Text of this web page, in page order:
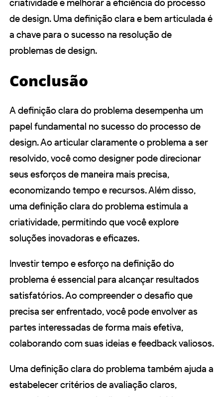
criatividade e melhorar a eficiência do processo
de design. Uma definição clara e bem articulada é
a chave para o sucesso na resolução de
problemas de design.
Conclusão
A definição clara do problema desempenha um
papel fundamental no sucesso do processo de
design. Ao articular claramente o problema a ser
resolvido, você como designer pode direcionar
seus esforços de maneira mais precisa,
economizando tempo e recursos. Além disso,
uma definição clara do problema estimula a
criatividade, permitindo que você explore
soluções inovadoras e eficazes.
Investir tempo e esforço na definição do
problema é essencial para alcançar resultados
satisfatórios. Ao compreender o desafio que
precisa ser enfrentado, você pode envolver as
partes interessadas de forma mais efetiva,
colaborando com suas ideias e feedback valiosos.
Uma definição clara do problema também ajuda a
estabelecer critérios de avaliação claros,